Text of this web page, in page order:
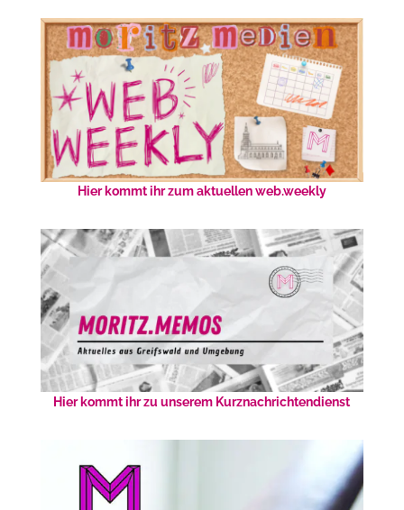
Hier kommt ihr zum aktuellen web.weekly
Hier kommt ihr zu unserem Kurznachrichtendienst